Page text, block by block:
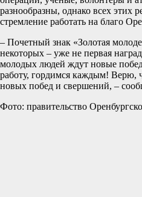
разнообразны, однако всех этих
стремление работать на благо
– Почетный знак «Золотая
некоторых – уже не первая
молодых людей ждут новые
работу, гордимся каждым! Верю,
новых побед и свершений, –
Фото: правительство